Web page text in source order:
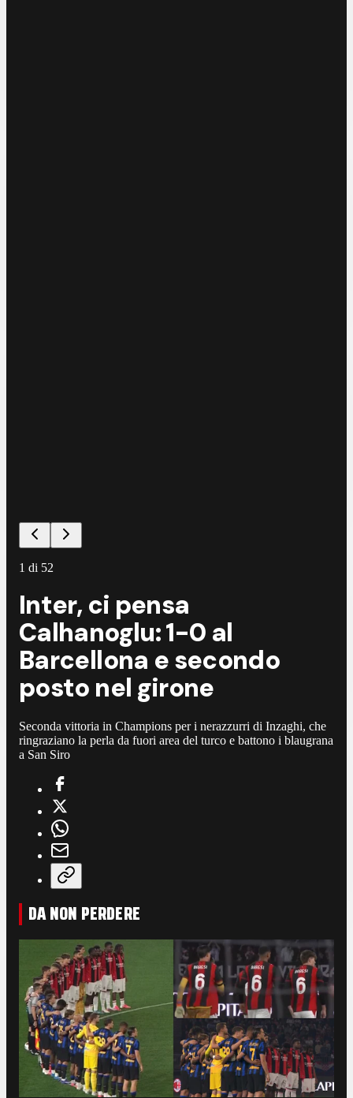
1 di 52
Inter, ci pensa
Calhanoglu: 1-0 al
Barcellona e secondo
posto nel girone
Seconda vittoria in Champions per i nerazzurri di Inzaghi, che
ringraziano la perla da fuori area del turco e battono i blaugrana
a San Siro
DA NON PERDERE